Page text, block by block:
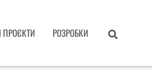
ПРОЄКТИ РОЗРОБКИ